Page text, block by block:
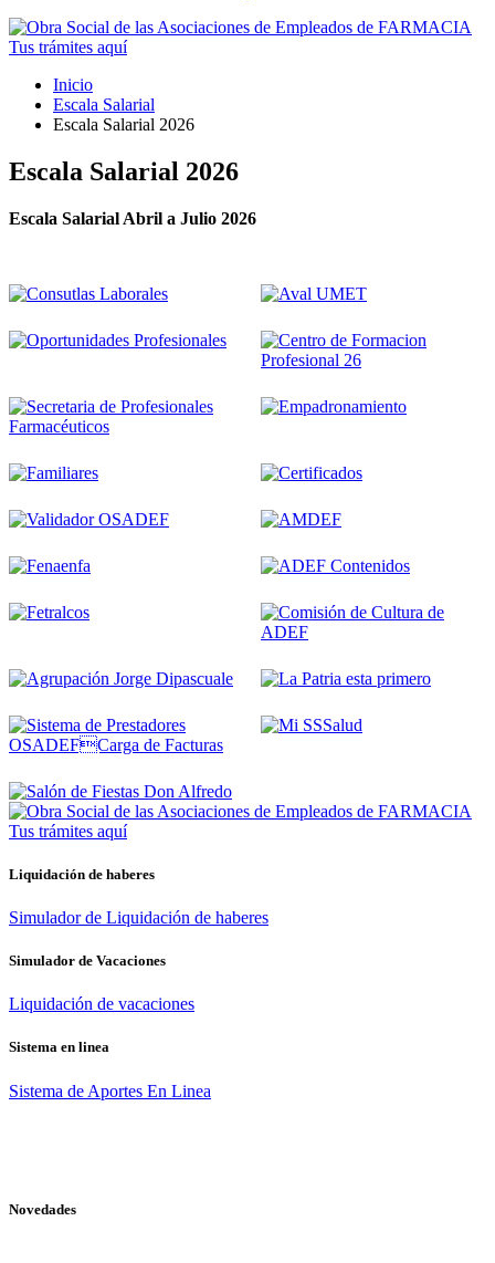
Tus trámites aquí
Inicio
Escala Salarial
Escala Salarial 2026
Escala Salarial 2026
Escala Salarial Abril a Julio 2026
Tus trámites aquí
Liquidación de haberes
Simulador de Liquidación de haberes
Simulador de Vacaciones
Liquidación de vacaciones
Sistema en linea
Sistema de Aportes En Linea
Novedades